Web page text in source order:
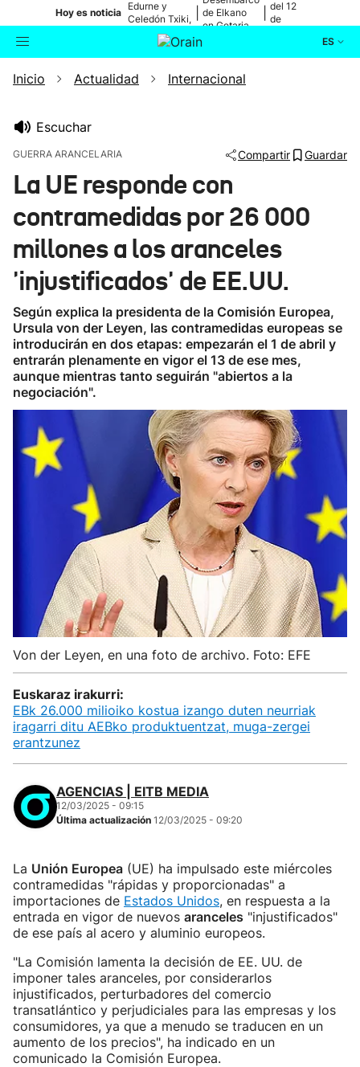
Hoy es noticia
Edurne y
Celedón Txiki,
en directo
de Elkano
en Getaria
del 12
de
ES
Buscador Actualidad
Ikusmiran
Eguraldia
Inicio Actualidad Internacional
Escuchar
GUERRA ARANCELARIA Compartir Guardar
La UE responde con
contramedidas por 26 000
millones a los aranceles
'injustificados' de EE.UU.
Según explica la presidenta de la Comisión Europea,
Ursula von der Leyen, las contramedidas europeas se
introducirán en dos etapas: empezarán el 1 de abril y
entrarán plenamente en vigor el 13 de ese mes,
aunque mientras tanto seguirán "abiertos a la
negociación".
Von der Leyen, en una foto de archivo. Foto: EFE
Euskaraz irakurri:
EBk 26.000 milioiko kostua izango duten neurriak
iragarri ditu AEBko produktuentzat, muga-zergei
erantzunez
AGENCIAS | EITB MEDIA
12/03/2025 - 09:15
Última actualización 12/03/2025 - 09:20
La Unión Europea (UE) ha impulsado este miércoles
contramedidas "rápidas y proporcionadas" a
importaciones de Estados Unidos, en respuesta a la
entrada en vigor de nuevos aranceles "injustificados"
de ese país al acero y aluminio europeos.
"La Comisión lamenta la decisión de EE. UU. de
imponer tales aranceles, por considerarlos
injustificados, perturbadores del comercio
transatlántico y perjudiciales para las empresas y los
consumidores, ya que a menudo se traducen en un
aumento de los precios", ha indicado en un
comunicado la Comisión Europea.